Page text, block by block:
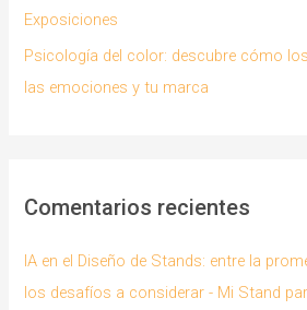
Exposiciones
Psicología del color: descubre cómo
las emociones y tu marca
Comentarios recientes
IA en el Diseño de Stands: entre la
los desafíos a considerar - Mi Stand